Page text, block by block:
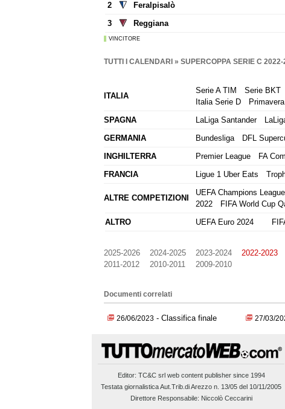
2
Feralpisalò
3
Reggiana
VINCITORE
TUTTI I CALENDARI » SUPERCOPPA SERIE C
ITALIA
Serie A TIM Serie BKT
Italia Serie D
SPAGNA
LaLiga Santander
GERMANIA
Bundesliga
DFL
INGHILTERRA
Premier League
FA
FRANCIA
Ligue 1 Uber Eats
ALTRE COMPETIZIONI
UEFA Champions League
2022
FIFA World Cup
ALTRO
UEFA Euro 2024
2025-2026 2024-2025 2023-2024 2022-2023
2011-2012
2010-2011 2009-2010
Documenti correlati
26/06/2023- Classifica finale 27/03/
Editor: TC&C srlweb content publisher since 1994
Testata giornalistica Aut.Trib.di Arezzo n. 13/05 del 10/11/2005
Direttore Responsabile: Niccolò Ceccarini